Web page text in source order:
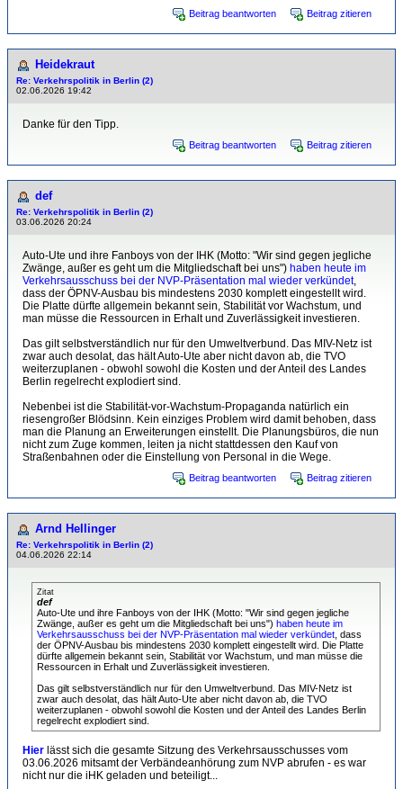
Beitrag beantworten Beitrag zitieren
Heidekraut
Re: Verkehrspolitik in Berlin (2)
02.06.2026 19:42
Danke für den Tipp.
Beitrag beantworten Beitrag zitieren
def
Re: Verkehrspolitik in Berlin (2)
03.06.2026 20:24
Auto-Ute und ihre Fanboys von der IHK (Motto: "Wir sind gegen jegliche
Zwänge, außer es geht um die Mitgliedschaft bei uns") haben heute im
Verkehrsausschuss bei der NVP-Präsentation mal wieder verkündet,
dass der ÖPNV-Ausbau bis mindestens 2030 komplett eingestellt wird.
Die Platte dürfte allgemein bekannt sein, Stabilität vor Wachstum, und
man müsse die Ressourcen in Erhalt und Zuverlässigkeit investieren.
Das gilt selbstverständlich nur für den Umweltverbund. Das MIV-Netz ist
zwar auch desolat, das hält Auto-Ute aber nicht davon ab, die TVO
weiterzuplanen - obwohl sowohl die Kosten und der Anteil des Landes
Berlin regelrecht explodiert sind.
Nebenbei ist die Stabilität-vor-Wachstum-Propaganda natürlich ein
riesengroßer Blödsinn. Kein einziges Problem wird damit behoben, dass
man die Planung an Erweiterungen einstellt. Die Planungsbüros, die nun
nicht zum Zuge kommen, leiten ja nicht stattdessen den Kauf von
Straßenbahnen oder die Einstellung von Personal in die Wege.
Beitrag beantworten Beitrag zitieren
Arnd Hellinger
Re: Verkehrspolitik in Berlin (2)
04.06.2026 22:14
Zitat
def
Auto-Ute und ihre Fanboys von der IHK (Motto: "Wir sind gegen jegliche
Zwänge, außer es geht um die Mitgliedschaft bei uns") haben heute im
Verkehrsausschuss bei der NVP-Präsentation mal wieder verkündet , dass
der ÖPNV-Ausbau bis mindestens 2030 komplett eingestellt wird. Die Platte
dürfte allgemein bekannt sein, Stabilität vor Wachstum, und man müsse die
Ressourcen in Erhalt und Zuverlässigkeit investieren.
Das gilt selbstverständlich nur für den Umweltverbund. Das MIV-Netz ist
zwar auch desolat, das hält Auto-Ute aber nicht davon ab, die TVO
weiterzuplanen - obwohl sowohl die Kosten und der Anteil des Landes Berlin
regelrecht explodiert sind.
Hier lässt sich die gesamte Sitzung des Verkehrsausschusses vom
03.06.2026 mitsamt der Verbändeanhörung zum NVP abrufen - es war
nicht nur die iHK geladen und beteiligt...